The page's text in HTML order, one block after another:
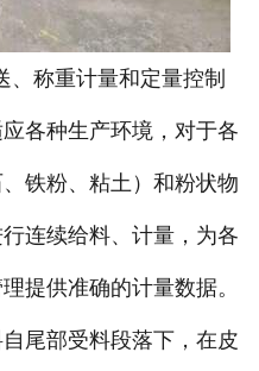
DCS-X系列振动小包装秤
- ICS系列皮带秤
- 序列式皮带秤
子配料秤
称重计量和定量控制
各种生产环境，对于各
铁粉、粘土）和粉状物
连续给料、计量，为各
提供准确的计量数据。
尾部受料段落下，在皮